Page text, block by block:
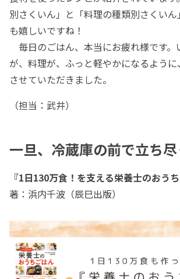
別さくいん」と「料理の種類別さくい
も嬉しいですね！
毎日のごはん、本当にお疲れ様です。
が、料理が、ふっと軽やかになるよう
させていただきました。
（担当：武井）
一旦、冷蔵庫の前で立ち尽
『1日130万食！を支える栄養士のおうち
著：浜内千波（辰巳出版）